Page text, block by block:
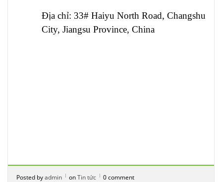
Địa chỉ: 33# Haiyu North Road, Changshu
City, Jiangsu Province, China
Posted byadmin onTin tức
0 comment